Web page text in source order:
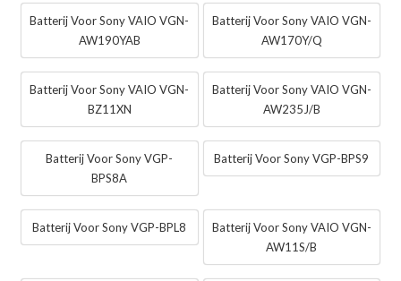
Batterij Voor Sony VAIO VGN-
AW190YAB
Batterij Voor Sony VAIO VGN-
AW170Y/Q
Batterij Voor Sony VAIO VGN-
BZ11XN
Batterij Voor Sony VAIO VGN-
AW235J/B
Batterij Voor Sony VGP-
BPS8A
Batterij Voor Sony VGP-BPS9
Batterij Voor Sony VGP-BPL8
Batterij Voor Sony VAIO VGN-
AW11S/B